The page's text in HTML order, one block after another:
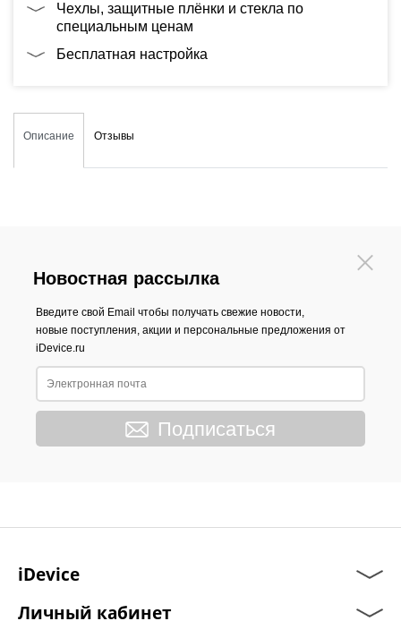
Чехлы, защитные плёнки и стекла по
специальным ценам
Бесплатная настройка
Описание Отзывы
Новостная рассылка
Введите свой Email чтобы получать свежие новости,
новые поступления, акции и персональные предложения от
iDevice.ru
Подписаться
iDevice
Личный кабинет